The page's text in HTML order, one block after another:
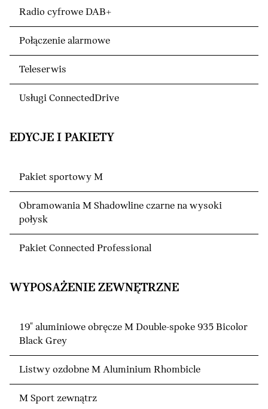
Radio cyfrowe DAB+
Połączenie alarmowe
Teleserwis
Usługi ConnectedDrive
EDYCJE I PAKIETY
Pakiet sportowy M
Obramowania M Shadowline czarne na wysoki
połysk
Pakiet Connected Professional
WYPOSAŻENIE ZEWNĘTRZNE
19" aluminiowe obręcze M Double-spoke 935 Bicolor
Black Grey
Listwy ozdobne M Aluminium Rhombicle
M Sport zewnątrz